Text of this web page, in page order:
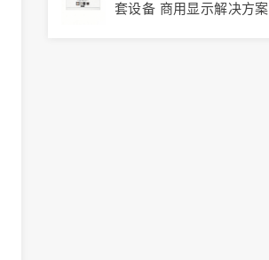
套设备 商用显示解决方案